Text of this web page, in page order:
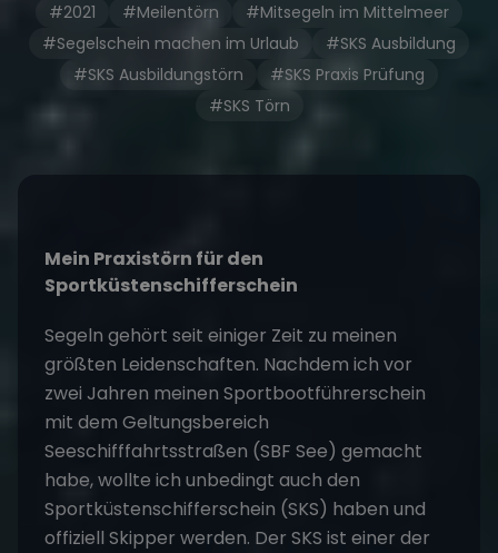
#2021 #Meilentörn
#Mitsegeln im Mittelmeer
#Segelschein machen im Urlaub
#SKS Ausbildung
#SKS Ausbildungstörn
#SKS Praxis Prüfung
#SKS Törn
Mein Praxistörn für den
Sportküstenschifferschein
Segeln gehört seit einiger Zeit zu meinen
größten Leidenschaften. Nachdem ich vor
zwei Jahren meinen Sportbootführerschein
mit dem Geltungsbereich
Seeschifffahrtsstraßen (SBF See) gemacht
habe, wollte ich unbedingt auch den
Sportküstenschifferschein (SKS) haben und
offiziell Skipper werden. Der SKS ist einer der